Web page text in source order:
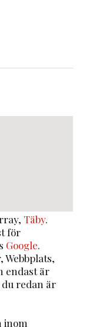
, Täby.
för
Google.
endast är
redan är
inom